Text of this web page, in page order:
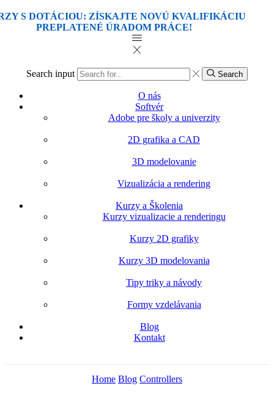
Search input Search
O nás
Softvér
Adobe pre školy a univerzity
2D grafika a CAD
3D modelovanie
Vizualizácia a rendering
Kurzy a Školenia
Kurzy vizualizacie a renderingu
Kurzy 2D grafiky
Kurzy 3D modelovania
Tipy triky a návody
Formy vzdelávania
Blog
Kontakt
Home Blog Controllers